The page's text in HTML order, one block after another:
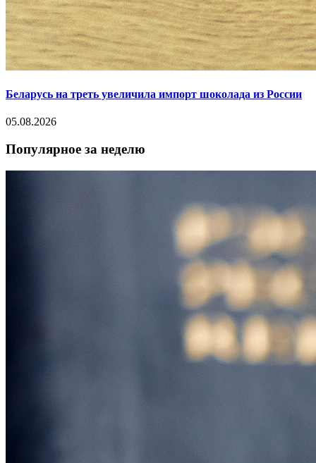
Беларусь на треть увеличила импорт шоколада из России
05.08.2026
Популярное за неделю